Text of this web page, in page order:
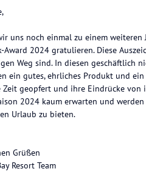
uns noch einmal zu einem
Award 2024 gratulieren. Diese
Weg sind. In diesen geschäftlich
ein gutes, ehrliches Produkt und
geopfert und ihre Eindrücke von
2024 kaum erwarten und
Urlaub zu bieten.
Grüßen
Resort Team